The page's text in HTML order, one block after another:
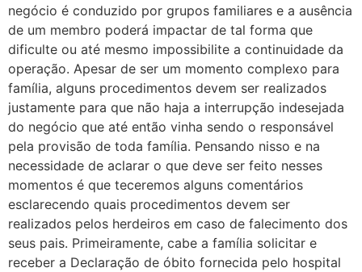
negócio é conduzido por grupos familiares e a ausência
de um membro poderá impactar de tal forma que
dificulte ou até mesmo impossibilite a continuidade da
operação. Apesar de ser um momento complexo para
família, alguns procedimentos devem ser realizados
justamente para que não haja a interrupção indesejada
do negócio que até então vinha sendo o responsável
pela provisão de toda família. Pensando nisso e na
necessidade de aclarar o que deve ser feito nesses
momentos é que teceremos alguns comentários
esclarecendo quais procedimentos devem ser
realizados pelos herdeiros em caso de falecimento dos
seus pais. Primeiramente, cabe a família solicitar e
receber a Declaração de óbito fornecida pelo hospital